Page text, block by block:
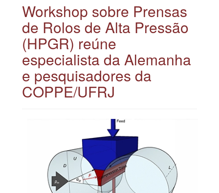
Workshop sobre Prensas
de Rolos de Alta Pressão
(HPGR) reúne
especialista da Alemanha
e pesquisadores da
COPPE/UFRJ